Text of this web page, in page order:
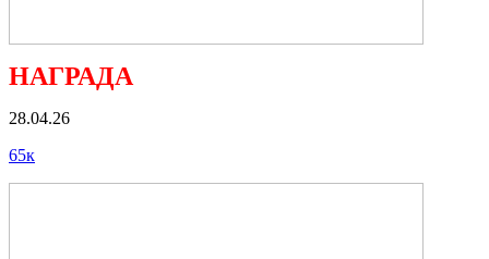
НАГРАДА
28.04.26
65к